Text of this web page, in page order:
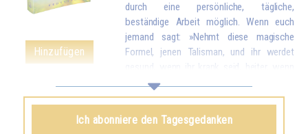
Hinzufügen
durch eine persönliche, tägliche,
beständige Arbeit möglich. Wenn euch
jemand sagt: »Nehmt diese magische
Formel, jenen Talisman, und ihr werdet
gesund, wenn ihr krank seid, heiter, wenn
ihr angsterfüllt seid, kraftvoll, wenn ihr schwach seid«, dann wisst ihr,
dass dies Lügen von jemandem sind, der daran interessiert ist, euch zu
täuschen. Ein wirklicher Eingeweihter dagegen wird euch sagen: »Meine
Kinder, alles ist möglich, aber nur, wenn ihr euch anstrengt. Darum wird
Ich abonniere den Tagesgedanken